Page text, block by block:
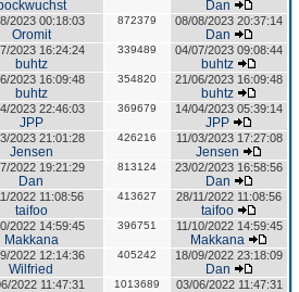
Dan
2023 00:18:03
Oromit
872379 08/08/2023 20:37:14
Dan
2023 16:24:24
buhtz
339489 04/07/2023 09:08:44
buhtz
2023 16:09:48
buhtz
354820 21/06/2023 16:09:48
buhtz
2023 22:46:03
JPP
369679 14/04/2023 05:39:14
JPP
2023 21:01:28
Jensen
426216 11/03/2023 17:27:08
Jensen
2022 19:21:29
Dan
813124 23/02/2023 16:58:56
Dan
2022 11:08:56
taifoo
413627 28/11/2022 11:08:56
taifoo
2022 14:59:45
Makkana
396751 11/10/2022 14:59:45
Makkana
2022 12:14:36
Wilfried
405242 18/09/2022 23:18:09
Dan
2022 11:47:31 1013689 03/06/2022 11:47:31